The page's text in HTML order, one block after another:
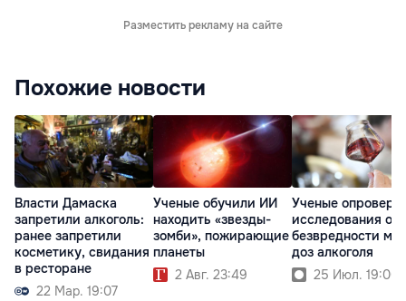
Разместить рекламу на сайте
Похожие новости
Власти Дамаска
запретили алкоголь:
ранее запретили
косметику, свидания
в ресторане
22 Мар. 19:07
Ученые обучили ИИ
находить «звезды-
зомби», пожирающие
планеты
2 Авг. 23:49
Ученые
исследования о
безвредности
доз алкоголя
25 Июл. 19:00